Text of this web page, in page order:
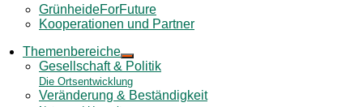
GrünheideForFuture
Kooperationen und Partner
Themenbereiche
Gesellschaft & Politik
Die Ortsentwicklung
Veränderung & Beständigkeit